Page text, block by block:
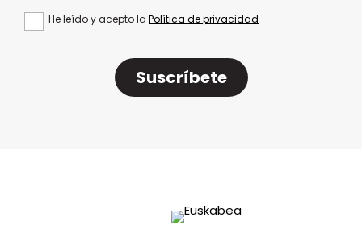
He leído y acepto la Política de privacidad
Suscríbete